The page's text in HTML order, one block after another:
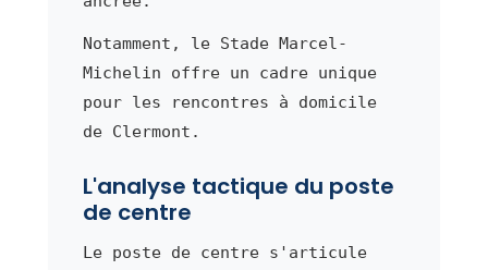
Notamment, le Stade Marcel-
Michelin offre un cadre unique
pour les rencontres à domicile
de Clermont.
L'analyse tactique du poste
de centre
Le poste de centre s'articule